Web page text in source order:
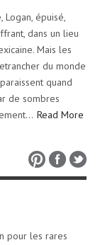
Logan, épuisé,
dans un lieu
Mais les
du monde
quand
de sombres
Read More
pour les rares